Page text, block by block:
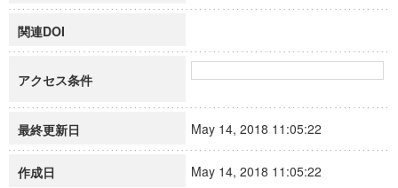
関連DOI
アクセス条件
最終更新日 May 14, 2018 11:05:22
作成日 May 14, 2018 11:05:22